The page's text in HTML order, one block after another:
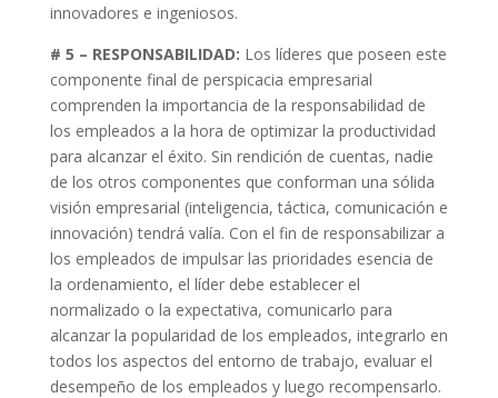
innovadores e ingeniosos.
# 5 – RESPONSABILIDAD: Los líderes que poseen este
componente final de perspicacia empresarial
comprenden la importancia de la responsabilidad de
los empleados a la hora de optimizar la productividad
para alcanzar el éxito. Sin rendición de cuentas, nadie
de los otros componentes que conforman una sólida
visión empresarial (inteligencia, táctica, comunicación e
innovación) tendrá valía. Con el fin de responsabilizar a
los empleados de impulsar las prioridades esencia de
la ordenamiento, el líder debe establecer el
normalizado o la expectativa, comunicarlo para
alcanzar la popularidad de los empleados, integrarlo en
todos los aspectos del entorno de trabajo, evaluar el
desempeño de los empleados y luego recompensarlo.